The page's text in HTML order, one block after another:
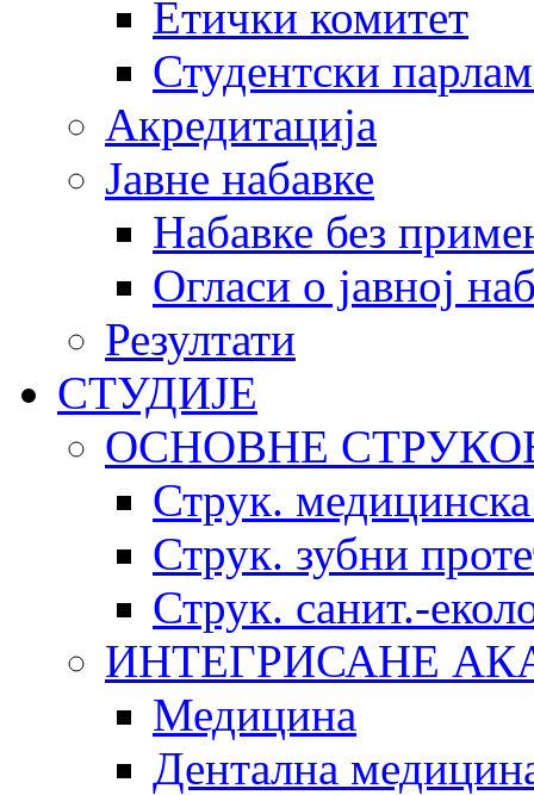
Етички комитет
Студентски
Акредитација
Јавне набавке
Набавке без
Огласи о јавној
Резултати
СТУДИЈЕ
ОСНОВНЕ
Струк. медицинска
Струк. зубни
Струк. санит.-
ИНТЕГРИСАНЕ
Медицина
Дентална